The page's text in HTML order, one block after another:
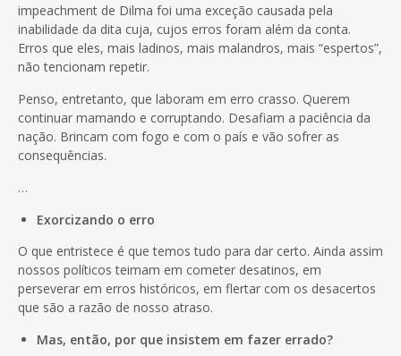
impeachment de Dilma foi uma exceção causada pela
inabilidade da dita cuja, cujos erros foram além da conta.
Erros que eles, mais ladinos, mais malandros, mais “espertos”,
não tencionam repetir.
Penso, entretanto, que laboram em erro crasso. Querem
continuar mamando e corruptando. Desafiam a paciência da
nação. Brincam com fogo e com o país e vão sofrer as
consequências.
…
Exorcizando o erro
O que entristece é que temos tudo para dar certo. Ainda assim
nossos políticos teimam em cometer desatinos, em
perseverar em erros históricos, em flertar com os desacertos
que são a razão de nosso atraso.
Mas, então, por que insistem em fazer errado?